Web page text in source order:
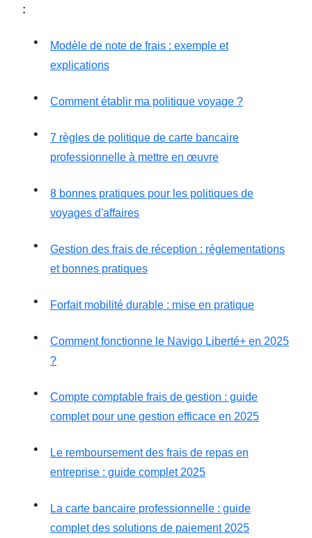
:
Modèle de note de frais : exemple et
explications
Comment établir ma politique voyage ?
7 règles de politique de carte bancaire
professionnelle à mettre en œuvre
8 bonnes pratiques pour les politiques de
voyages d'affaires
Gestion des frais de réception : réglementations
et bonnes pratiques
Forfait mobilité durable : mise en pratique
Comment fonctionne le Navigo Liberté+ en 2025
?
Compte comptable frais de gestion : guide
complet pour une gestion efficace en 2025
Le remboursement des frais de repas en
entreprise : guide complet 2025
La carte bancaire professionnelle : guide
complet des solutions de paiement 2025